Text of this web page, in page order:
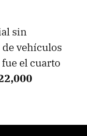
sin
vehículos
fue el cuarto